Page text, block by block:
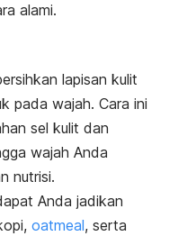
alami.
lapisan kulit
pada wajah. Cara ini
sel kulit dan
wajah Anda
nutrisi.
Anda jadikan
oatmeal, serta